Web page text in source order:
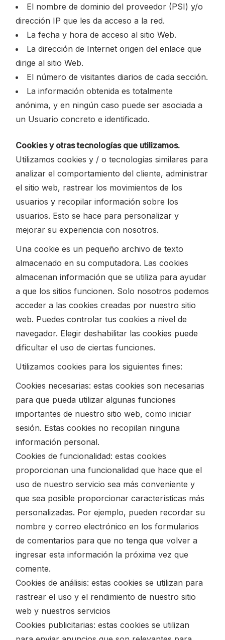
El nombre de dominio del proveedor (PSI) y/o
dirección IP que les da acceso a la red.
La fecha y hora de acceso al sitio Web.
La dirección de Internet origen del enlace que
dirige al sitio Web.
El número de visitantes diarios de cada sección.
La información obtenida es totalmente
anónima, y en ningún caso puede ser asociada a
un Usuario concreto e identificado.
Cookies y otras tecnologías que utilizamos.
Utilizamos cookies y / o tecnologías similares para
analizar el comportamiento del cliente, administrar
el sitio web, rastrear los movimientos de los
usuarios y recopilar información sobre los
usuarios. Esto se hace para personalizar y
mejorar su experiencia con nosotros.
Una cookie es un pequeño archivo de texto
almacenado en su computadora. Las cookies
almacenan información que se utiliza para ayudar
a que los sitios funcionen. Solo nosotros podemos
acceder a las cookies creadas por nuestro sitio
web. Puedes controlar tus cookies a nivel de
navegador. Elegir deshabilitar las cookies puede
dificultar el uso de ciertas funciones.
Utilizamos cookies para los siguientes fines:
Cookies necesarias: estas cookies son necesarias
para que pueda utilizar algunas funciones
importantes de nuestro sitio web, como iniciar
sesión. Estas cookies no recopilan ninguna
información personal.
Cookies de funcionalidad: estas cookies
proporcionan una funcionalidad que hace que el
uso de nuestro servicio sea más conveniente y
que sea posible proporcionar características más
personalizadas. Por ejemplo, pueden recordar su
nombre y correo electrónico en los formularios
de comentarios para que no tenga que volver a
ingresar esta información la próxima vez que
comente.
Cookies de análisis: estas cookies se utilizan para
rastrear el uso y el rendimiento de nuestro sitio
web y nuestros servicios
Cookies publicitarias: estas cookies se utilizan